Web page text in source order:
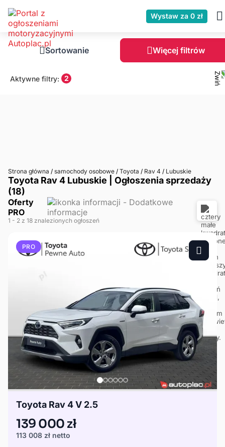
Wystaw za 0 zł
Sortowanie Więcej filtrów
Aktywne filtry: 2
Strona główna / samochody osobowe / Toyota / Rav 4 / Lubuskie
Toyota Rav 4 Lubuskie | Ogłoszenia sprzedaży
(18)
Oferty
PRO
1 - 2 z 18 znalezionych ogłoszeń
PRO
Toyota Rav 4 V 2.5
139 000 zł
113 008 zł netto